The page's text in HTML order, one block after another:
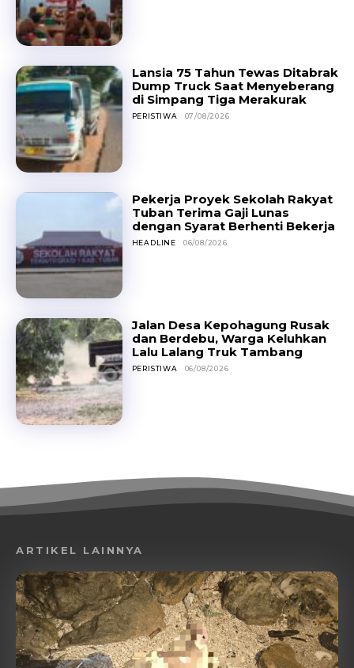
Lansia 75 Tahun Tewas Ditabrak
Dump Truck Saat Menyeberang
di Simpang Tiga Merakurak
PERISTIWA 07/08/2026
Pekerja Proyek Sekolah Rakyat
Tuban Terima Gaji Lunas
dengan Syarat Berhenti Bekerja
HEADLINE 06/08/2026
Jalan Desa Kepohagung Rusak
dan Berdebu, Warga Keluhkan
Lalu Lalang Truk Tambang
PERISTIWA 06/08/2026
ARTIKEL LAINNYA